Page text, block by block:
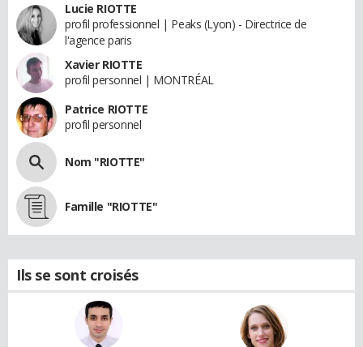
Lucie RIOTTE
profil professionnel | Peaks (Lyon) - Directrice de
l'agence paris
Xavier RIOTTE
profil personnel | MONTRÉAL
Patrice RIOTTE
profil personnel
Nom "RIOTTE"
Famille "RIOTTE"
Ils se sont croisés